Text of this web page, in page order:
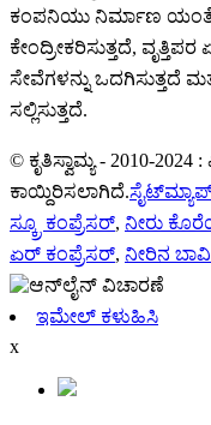
ಕಂಪನಿಯು ನಿರ್ಮಾಣ
ಕೇಂದ್ರೀಕರಿಸುತ್ತದೆ,
ಸೇವೆಗಳನ್ನು ಒದಗಿಸುತ್ತದೆ
ಸಲ್ಲಿಸುತ್ತದೆ.
© ಕೃತಿಸ್ವಾಮ್ಯ - 2010-2024 :
ಕಾಯ್ದಿರಿಸಲಾಗಿದೆ.
ಸ್ಕ್ರೂ ಕಂಪ್ರೆಸರ್, ನೀರು
ಏರ್ ಕಂಪ್ರೆಸರ್, ನೀರಿನ
ಇಮೇಲ್ ಕಳುಹಿಸಿ
x